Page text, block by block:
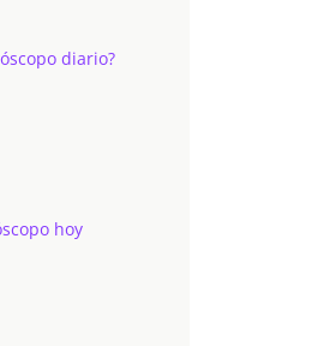
diario?
hoy